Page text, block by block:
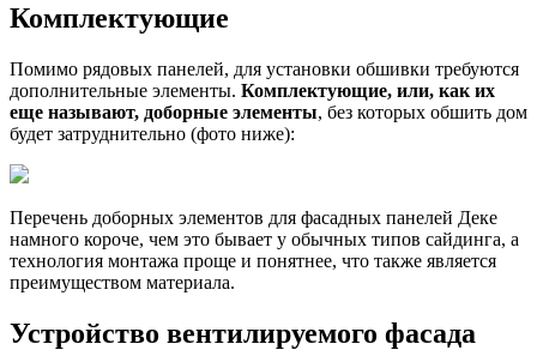
Комплектующие
Помимо рядовых панелей, для установки обшивки требуются
дополнительные элементы. Комплектующие, или, как их
еще называют, доборные элементы, без которых обшить дом
будет затруднительно (фото ниже):
Перечень доборных элементов для фасадных панелей Деке
намного короче, чем это бывает у обычных типов сайдинга, а
технология монтажа проще и понятнее, что также является
преимуществом материала.
Устройство вентилируемого фасада